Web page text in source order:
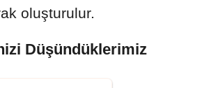
oluşturulur.
Düşündüklerimiz